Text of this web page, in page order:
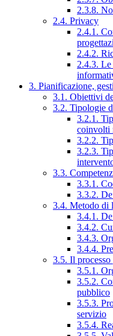
2.3.8.
2.4. Privacy
2.4.1.
2.4.2.
2.4.3. Le
3. Pianificazione,
3.1. Obiettivi
3.2. Tipologie
3.2.1.
coinvolti
3.2.2.
3.2.3.
3.3.
3.3.1.
3.3.2.
3.4. Metodo di
3.4.1.
3.4.2.
3.4.3.
3.4.4.
3.5. Il processo
3.5.1.
3.5.2.
pubblico
3.5.3.
servizio
3.5.4.